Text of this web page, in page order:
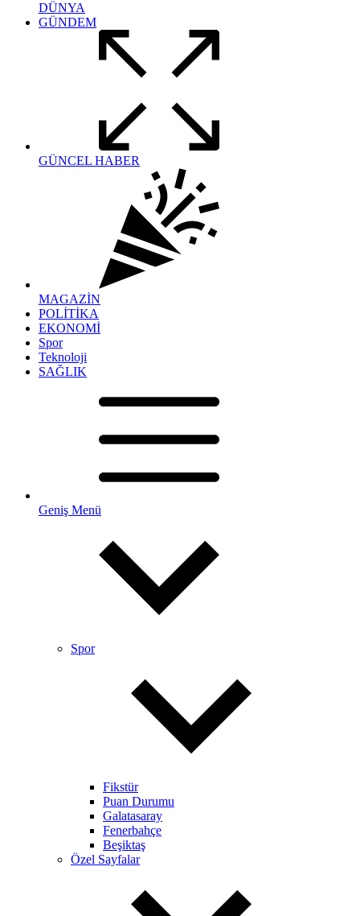
DÜNYA
GÜNDEM
GÜNCEL HABER
MAGAZİN
POLİTİKA
EKONOMİ
Spor
Teknoloji
SAĞLIK
Geniş Menü
Spor
Fikstür
Puan Durumu
Galatasaray
Fenerbahçe
Beşiktaş
Özel Sayfalar